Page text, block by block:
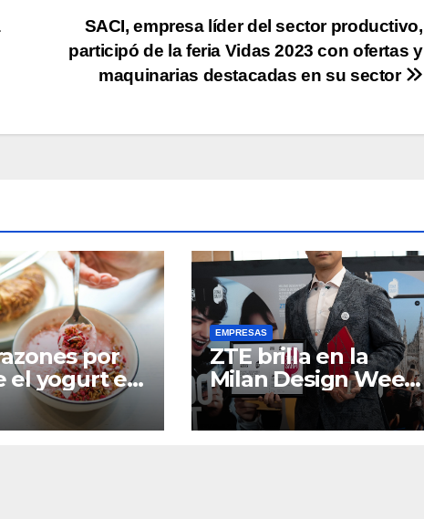
SACI, empresa líder del sector productivo,
participó de la feria Vidas 2023 con ofertas y
maquinarias destacadas en su sector
por
el yogurt es
perfecto
EMPRESAS
ZTE brilla en la
Milan Design Week
2025 con
prestigiosos